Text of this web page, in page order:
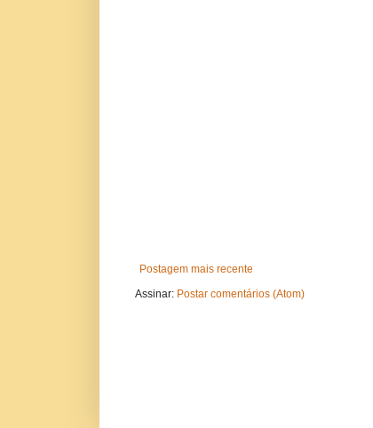
Postagem mais recente
Assinar: Postar comentários (Atom)